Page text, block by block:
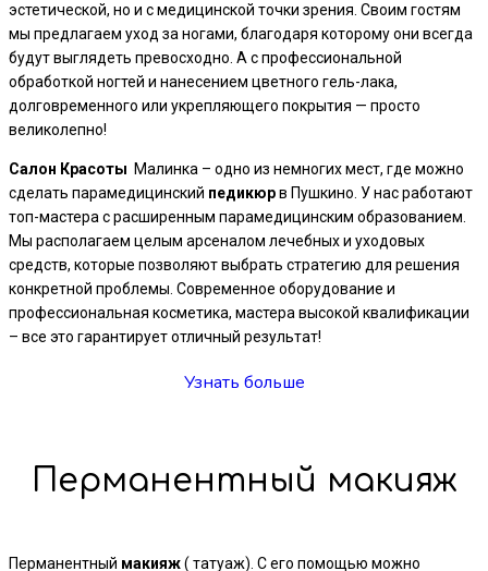
эстетической, но и с медицинской точки зрения. Своим гостям
мы предлагаем уход за ногами, благодаря которому они всегда
будут выглядеть превосходно. А с профессиональной
обработкой ногтей и нанесением цветного гель-лака,
долговременного или укрепляющего покрытия — просто
великолепно!
Салон Красоты Малинка – одно из немногих мест, где можно
сделать парамедицинский педикюрв Пушкино. У нас работают
топ-мастера с расширенным парамедицинским образованием.
Мы располагаем целым арсеналом лечебных и уходовых
средств, которые позволяют выбрать стратегию для решения
конкретной проблемы. Современное оборудование и
профессиональная косметика, мастера высокой квалификации
– все это гарантирует отличный результат!
Узнать больше
Перманентный макияж
Перманентный макияж( татуаж). С его помощью можно